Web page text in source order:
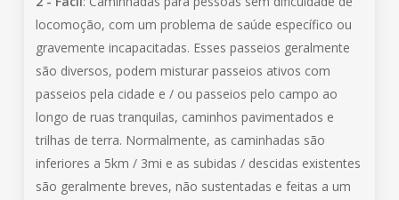
locomoção, com um problema de saúde específico ou
gravemente incapacitadas. Esses passeios geralmente
são diversos, podem misturar passeios ativos com
passeios pela cidade e / ou passeios pelo campo ao
longo de ruas tranquilas, caminhos pavimentados e
trilhas de terra. Normalmente, as caminhadas são
inferiores a 5km / 3mi e as subidas / descidas existentes
são geralmente breves, não sustentadas e feitas a um